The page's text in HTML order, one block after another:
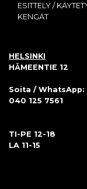
ESITTELY /
KENGÄT
HELSINKI
HÄMEENTIE 12
Soita / WhatsApp:
040 125 7561
TI-PE 12-18
LA 11-15